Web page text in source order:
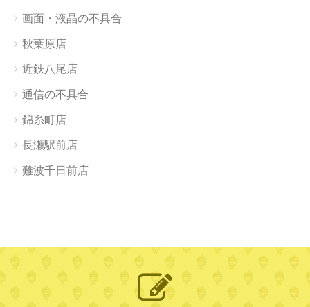
画面・液晶の不具合
秋葉原店
近鉄八尾店
通信の不具合
錦糸町店
長瀬駅前店
難波千日前店